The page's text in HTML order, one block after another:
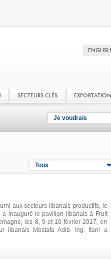
SECTEURS CLÉS EXPORTATION
Je voudrais
Tous
aux secteurs libanais productifs, le
a inauguré le pavillon libanais à Fruit
les 8, 9 et 10 février 2017, en
libanais Mostafa Adib. Ing. Itani a
aux secteurs productifs, y compris le
que l'agriculture libanaise regorge